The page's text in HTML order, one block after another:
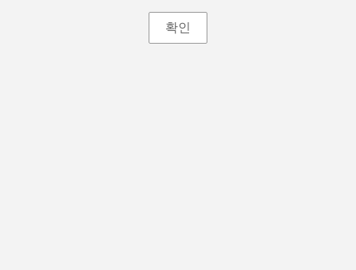
확인